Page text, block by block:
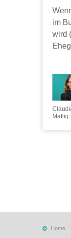
im
wird
Mattig
Home